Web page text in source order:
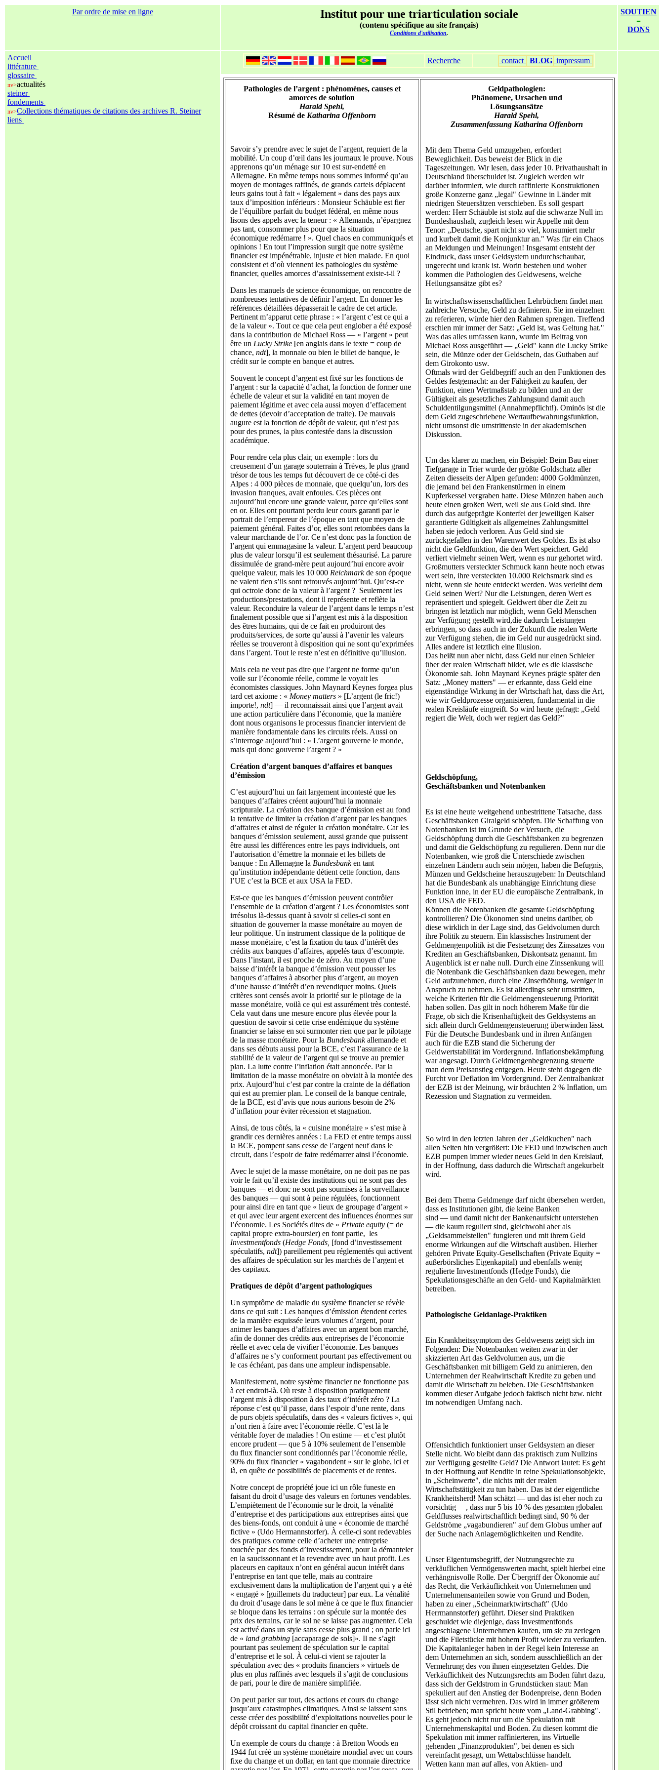
Par ordre de mise en ligne Institut pour une triarticulation sociale
(contenu spécifique au site français)
Conditions d'utilisation.
SOUTIEN
=
DONS
Accueil
littérature
glossaire
nv>actualités
steiner
fondements
nv>Collections thématiques de citations des archives R. Steiner
liens
Recherche contact BLOG impressum
Pathologies de l’argent : phénomènes, causes et
amorces de solution
Harald Spehl,
Résumé de Katharina Offenborn
Savoir s’y prendre avec le sujet de l’argent, requiert de la
mobilité. Un coup d’œil dans les journaux le prouve. Nous
apprenons qu’un ménage sur 10 est sur-endetté en
Allemagne. En même temps nous sommes informé qu’au
moyen de montages raffinés, de grands cartels déplacent
leurs gains tout à fait « légalement » dans des pays aux
taux d’imposition inférieurs : Monsieur Schäuble est fier
de l’équilibre parfait du budget fédéral, en même nous
lisons des appels avec la teneur : « Allemands, n’épargnez
pas tant, consommer plus pour que la situation
économique redémarre ! ». Quel chaos en communiqués et
opinions ! En tout l’impression surgit que notre système
financier est impénétrable, injuste et bien malade. En quoi
consistent et d’où viennent les pathologies du système
financier, quelles amorces d’assainissement existe-t-il ?
Dans les manuels de science économique, on rencontre de
nombreuses tentatives de définir l’argent. En donner les
références détaillées dépasserait le cadre de cet article.
Pertinent m’apparut cette phrase : « l’argent c’est ce qui a
de la valeur ». Tout ce que cela peut englober a été exposé
dans la contribution de Michael Ross — « l’argent » peut
être un Lucky Strike [en anglais dans le texte = coup de
chance, ndt], la monnaie ou bien le billet de banque, le
crédit sur le compte en banque et autres.
Souvent le concept d’argent est fixé sur les fonctions de
l’argent : sur la capacité d’achat, la fonction de former une
échelle de valeur et sur la validité en tant moyen de
paiement légitime et avec cela aussi moyen d’effacement
de dettes (devoir d’acceptation de traite). De mauvais
augure est la fonction de dépôt de valeur, qui n’est pas
pour des prunes, la plus contestée dans la discussion
académique.
Pour rendre cela plus clair, un exemple : lors du
creusement d’un garage souterrain à Trèves, le plus grand
trésor de tous les temps fut découvert de ce côté-ci des
Alpes : 4 000 pièces de monnaie, que quelqu’un, lors des
invasion franques, avait enfouies. Ces pièces ont
aujourd’hui encore une grande valeur, parce qu’elles sont
en or. Elles ont pourtant perdu leur cours garanti par le
portrait de l’empereur de l’époque en tant que moyen de
paiement général. Faites d’or, elles sont retombées dans la
valeur marchande de l’or. Ce n’est donc pas la fonction de
l’argent qui emmagasine la valeur. L’argent perd beaucoup
plus de valeur lorsqu’il est seulement thésaurisé. La parure
dissimulée de grand-mère peut aujourd’hui encore avoir
quelque valeur, mais les 10 000 Reichmarkde son époque
ne valent rien s’ils sont retrouvés aujourd’hui. Qu’est-ce
qui octroie donc de la valeur à l’argent ? Seulement les
productions/prestations, dont il représente et reflète la
valeur. Reconduire la valeur de l’argent dans le temps n’est
finalement possible que si l’argent est mis à la disposition
des êtres humains, qui de ce fait en produiront des
produits/services, de sorte qu’aussi à l’avenir les valeurs
réelles se trouveront à disposition qui ne sont qu’exprimées
dans l’argent. Tout le reste n’est en définitive qu’illusion.
Mais cela ne veut pas dire que l’argent ne forme qu’un
voile sur l’économie réelle, comme le voyait les
économistes classiques. John Maynard Keynes forgea plus
tard cet axiome : « Money matters » [L’argent (le fric!)
importe!, ndt] — il reconnaissait ainsi que l’argent avait
une action particulière dans l’économie, que la manière
dont nous organisons le processus financier intervient de
manière fondamentale dans les circuits réels. Aussi on
s’interroge aujourd’hui : « L’argent gouverne le monde,
mais qui donc gouverne l’argent ? »
Création d’argent banques d’affaires et banques
d’émission
C’est aujourd’hui un fait largement incontesté que les
banques d’affaires créent aujourd’hui la monnaie
scripturale. La création des banque d’émission est au fond
la tentative de limiter la création d’argent par les banques
d’affaires et ainsi de réguler la création monétaire. Car les
banques d’émission seulement, aussi grande que puissent
être aussi les différences entre les pays individuels, ont
l’autorisation d’émettre la monnaie et les billets de
banque : En Allemagne la Bundesbanken tant
qu’institution indépendante détient cette fonction, dans
l’UE c’est la BCE et aux USA la FED.
Est-ce que les banques d’émission peuvent contrôler
l’ensemble de la création d’argent ? Les économistes sont
irrésolus là-dessus quant à savoir si celles-ci sont en
situation de gouverner la masse monétaire au moyen de
leur politique. Un instrument classique de la politique de
masse monétaire, c’est la fixation du taux d’intérêt des
crédits aux banques d’affaires, appelés taux d’escompte.
Dans l’instant, il est proche de zéro. Au moyen d’une
baisse d’intérêt la banque d’émission veut pousser les
banques d’affaires à absorber plus d’argent, au moyen
d’une hausse d’intérêt d’en revendiquer moins. Quels
critères sont censés avoir la priorité sur le pilotage de la
masse monétaire, voilà ce qui est assurément très contesté.
Cela vaut dans une mesure encore plus élevée pour la
question de savoir si cette crise endémique du système
financier se laisse en soi surmonter rien que par le pilotage
de la masse monétaire. Pour la Bundesbankallemande et
dans ses débuts aussi pour la BCE, c’est l’assurance de la
stabilité de la valeur de l’argent qui se trouve au premier
plan. La lutte contre l’inflation était annoncée. Par la
limitation de la masse monétaire on obviait à la montée des
prix. Aujourd’hui c’est par contre la crainte de la déflation
qui est au premier plan. Le conseil de la banque centrale,
de la BCE, est d’avis que nous aurions besoin de 2%
d’inflation pour éviter récession et stagnation.
Ainsi, de tous côtés, la « cuisine monétaire » s’est mise à
grandir ces dernières années : La FED et entre temps aussi
la BCE, pompent sans cesse de l’argent neuf dans le
circuit, dans l’espoir de faire redémarrer ainsi l’économie.
Avec le sujet de la masse monétaire, on ne doit pas ne pas
voir le fait qu’il existe des institutions qui ne sont pas des
banques — et donc ne sont pas soumises à la surveillance
des banques — qui sont à peine régulées, fonctionnent
pour ainsi dire en tant que « lieux de groupage d’argent »
et qui avec leur argent exercent des influences énormes sur
l’économie. Les Sociétés dites de « Private equity (= de
capital propre extra-boursier) en font partie, les
Investmentfonds (Hedge Fonds, [fond d’investissement
spéculatifs, ndt]) pareillement peu réglementés qui activent
des affaires de spéculation sur les marchés de l’argent et
des capitaux.
Pratiques de dépôt d’argent pathologiques
Un symptôme de maladie du système financier se révèle
dans ce qui suit : Les banques d’émission étendent certes
de la manière esquissée leurs volumes d’argent, pour
animer les banques d’affaires avec un argent bon marché,
afin de donner des crédits aux entreprises de l’économie
réelle et avec cela de vivifier l’économie. Les banques
d’affaires ne s’y conforment pourtant pas effectivement ou
le cas échéant, pas dans une ampleur indispensable.
Manifestement, notre système financier ne fonctionne pas
à cet endroit-là. Où reste à disposition pratiquement
l’argent mis à disposition à des taux d’intérêt zéro ? La
réponse c’est qu’il passe, dans l’espoir d’une rente, dans
de purs objets spéculatifs, dans des « valeurs fictives », qui
n’ont rien à faire avec l’économie réelle. C’est là le
véritable foyer de maladies ! On estime — et c’est plutôt
encore prudent — que 5 à 10% seulement de l’ensemble
du flux financier sont conditionnés par l’économie réelle,
90% du flux financier « vagabondent » sur le globe, ici et
là, en quête de possibilités de placements et de rentes.
Notre concept de propriété joue ici un rôle funeste en
faisant du droit d’usage des valeurs en fortunes vendables.
L’empiètement de l’économie sur le droit, la vénalité
d’entreprise et des participations aux entreprises ainsi que
des biens-fonds, ont conduit à une « économie de marché
fictive » (Udo Hermannstorfer). À celle-ci sont redevables
des pratiques comme celle d’acheter une entreprise
touchée par des fonds d’investissement, pour la démanteler
en la saucissonnant et la revendre avec un haut profit. Les
placeurs en capitaux n’ont en général aucun intérêt dans
l’entreprise en tant que telle, mais au contraire
exclusivement dans la multiplication de l’argent qui y a été
« engagé » [guillemets du traducteur] par eux. La vénalité
du droit d’usage dans le sol mène à ce que le flux financier
se bloque dans les terrains : on spécule sur la montée des
prix des terrains, car le sol ne se laisse pas augmenter. Cela
est activé dans un style sans cesse plus grand ; on parle ici
de « land grabbing [accaparage de sols]». Il ne s’agit
pourtant pas seulement de spéculation sur le capital
d’entreprise et le sol. À celui-ci vient se rajouter la
spéculation avec des « produits financiers » virtuels de
plus en plus raffinés avec lesquels il s’agit de conclusions
de pari, pour le dire de manière simplifiée.
On peut parier sur tout, des actions et cours du change
jusqu’aux catastrophes climatiques. Ainsi se laissent sans
cesse créer des possibilité d’exploitations nouvelles pour le
dépôt croissant du capital financier en quête.
Un exemple de cours du change : à Bretton Woods en
1944 fut créé un système monétaire mondial avec un cours
fixe du change et un dollar, en tant que monnaie directrice
Geldpathologien:
Phänomene, Ursachen und
Lösungsansätze
Harald Spehl,
Zusammenfassung Katharina Offenborn
Mit dem Thema Geld umzugehen, erfordert
Beweglichkeit. Das beweist der Blick in die
Tageszeitungen. Wir lesen, dass jeder 10. Privathaushalt in
Deutschland überschuldet ist. Zugleich werden wir
darüber informiert, wie durch raffinierte Konstruktionen
große Konzerne ganz „legal" Gewinne in Länder mit
niedrigen Steuersätzen verschieben. Es soll gespart
werden: Herr Schäuble ist stolz auf die schwarze Null im
Bundeshaushalt, zugleich lesen wir Appelle mit dem
Tenor: „Deutsche, spart nicht so viel, konsumiert mehr
und kurbelt damit die Konjunktur an." Was für ein Chaos
an Meldungen und Meinungen! Insgesamt entsteht der
Eindruck, dass unser Geldsystem undurchschaubar,
ungerecht und krank ist. Worin bestehen und woher
kommen die Pathologien des Geldwesens, welche
Heilungsansätze gibt es?
In wirtschaftswissenschaftlichen Lehrbüchern findet man
zahlreiche Versuche, Geld zu definieren. Sie im einzelnen
zu referieren, würde hier den Rahmen sprengen. Treffend
erschien mir immer der Satz: „Geld ist, was Geltung hat."
Was das alles umfassen kann, wurde im Beitrag von
Michael Ross ausgeführt — „Geld" kann die Lucky Strike
sein, die Münze oder der Geldschein, das Guthaben auf
dem Girokonto usw.
Oftmals wird der Geldbegriff auch an den Funktionen des
Geldes festgemacht: an der Fähigkeit zu kaufen, der
Funktion, einen Wertmaßstab zu bilden und an der
Gültigkeit als gesetzliches Zahlungsund damit auch
Schuldentilgungsmittel (Annahmepflicht!). Ominös ist die
dem Geld zugeschriebene Wertaufbewahrungsfunktion,
nicht umsonst die umstrittenste in der akademischen
Diskussion.
Um das klarer zu machen, ein Beispiel: Beim Bau einer
Tiefgarage in Trier wurde der größte Goldschatz aller
Zeiten diesseits der Alpen gefunden: 4000 Goldmünzen,
die jemand bei den Frankenstürmen in einem
Kupferkessel vergraben hatte. Diese Münzen haben auch
heute einen großen Wert, weil sie aus Gold sind. Ihre
durch das aufgeprägte Konterfei der jeweiligen Kaiser
garantierte Gültigkeit als allgemeines Zahlungsmittel
haben sie jedoch verloren. Aus Geld sind sie
zurückgefallen in den Warenwert des Goldes. Es ist also
nicht die Geldfunktion, die den Wert speichert. Geld
verliert vielmehr seinen Wert, wenn es nur gehortet wird.
Großmutters versteckter Schmuck kann heute noch etwas
wert sein, ihre versteckten 10.000 Reichsmark sind es
nicht, wenn sie heute entdeckt werden. Was verleiht dem
Geld seinen Wert? Nur die Leistungen, deren Wert es
repräsentiert und spiegelt. Geldwert über die Zeit zu
bringen ist letztlich nur möglich, wenn Geld Menschen
zur Verfügung gestellt wird,die dadurch Leistungen
erbringen, so dass auch in der Zukunft die realen Werte
zur Verfügung stehen, die im Geld nur ausgedrückt sind.
Alles andere ist letztlich eine Illusion.
Das heißt nun aber nicht, dass Geld nur einen Schleier
über der realen Wirtschaft bildet, wie es die klassische
Ökonomie sah. John Maynard Keynes prägte später den
Satz: „Money matters" — er erkannte, dass Geld eine
eigenständige Wirkung in der Wirtschaft hat, dass die Art,
wie wir Geldprozesse organisieren, fundamental in die
realen Kreisläufe eingreift. So wird heute gefragt: „Geld
regiert die Welt, doch wer regiert das Geld?"
Geldschöpfung,
Geschäftsbanken und Notenbanken
Es ist eine heute weitgehend unbestrittene Tatsache, dass
Geschäftsbanken Giralgeld schöpfen. Die Schaffung von
Notenbanken ist im Grunde der Versuch, die
Geldschöpfung durch die Geschäftsbanken zu begrenzen
und damit die Geldschöpfung zu regulieren. Denn nur die
Notenbanken, wie groß die Unterschiede zwischen
einzelnen Ländern auch sein mögen, haben die Befugnis,
Münzen und Geldscheine herauszugeben: In Deutschland
hat die Bundesbank als unabhängige Einrichtung diese
Funktion inne, in der EU die europäische Zentralbank, in
den USA die FED.
Können die Notenbanken die gesamte Geldschöpfung
kontrollieren? Die Ökonomen sind uneins darüber, ob
diese wirklich in der Lage sind, das Geldvolumen durch
ihre Politik zu steuern. Ein klassisches Instrument der
Geldmengenpolitik ist die Festsetzung des Zinssatzes von
Krediten an Geschäftsbanken, Diskontsatz genannt. Im
Augenblick ist er nahe null. Durch eine Zinssenkung will
die Notenbank die Geschäftsbanken dazu bewegen, mehr
Geld aufzunehmen, durch eine Zinserhöhung, weniger in
Anspruch zu nehmen. Es ist allerdings sehr umstritten,
welche Kriterien für die Geldmengensteuerung Priorität
haben sollen. Das gilt in noch höherem Maße für die
Frage, ob sich die Krisenhaftigkeit des Geldsystems an
sich allein durch Geldmengensteuerung überwinden lässt.
Für die Deutsche Bundesbank und in ihren Anfängen
auch für die EZB stand die Sicherung der
Geldwertstabilität im Vordergrund. Inflationsbekämpfung
war angesagt. Durch Geldmengenbegrenzung steuerte
man dem Preisanstieg entgegen. Heute steht dagegen die
Furcht vor Deflation im Vordergrund. Der Zentralbankrat
der EZB ist der Meinung, wir bräuchten 2 % Inflation, um
Rezession und Stagnation zu vermeiden.
So wird in den letzten Jahren der „Geldkuchen" nach
allen Seiten hin vergrößert: Die FED und inzwischen auch
EZB pumpen immer wieder neues Geld in den Kreislauf,
in der Hoffnung, dass dadurch die Wirtschaft angekurbelt
wird.
Bei dem Thema Geldmenge darf nicht übersehen werden,
dass es Institutionen gibt, die keine Banken
sind — und damit nicht der Bankenaufsicht unterstehen
— die kaum reguliert sind, gleichwohl aber als
„Geldsammelstellen" fungieren und mit ihrem Geld
enorme Wirkungen auf die Wirtschaft ausüben. Hierher
gehören Private Equity-Gesellschaften (Private Equity =
außerbörsliches Eigenkapital) und ebenfalls wenig
regulierte Investmentfonds (Hedge Fonds), die
Spekulationsgeschäfte an den Geld- und Kapitalmärkten
betreiben.
Pathologische Geldanlage-Praktiken
Ein Krankheitssymptom des Geldwesens zeigt sich im
Folgenden: Die Notenbanken weiten zwar in der
skizzierten Art das Geldvolumen aus, um die
Geschäftsbanken mit billigem Geld zu animieren, den
Unternehmen der Realwirtschaft Kredite zu geben und
damit die Wirtschaft zu beleben. Die Geschäftsbanken
kommen dieser Aufgabe jedoch faktisch nicht bzw. nicht
im notwendigen Umfang nach.
Offensichtlich funktioniert unser Geldsystem an dieser
Stelle nicht. Wo bleibt dann das praktisch zum Nullzins
zur Verfügung gestellte Geld? Die Antwort lautet: Es geht
in der Hoffnung auf Rendite in reine Spekulationsobjekte,
in „Scheinwerte", die nichts mit der realen
Wirtschaftstätigkeit zu tun haben. Das ist der eigentliche
Krankheitsherd! Man schätzt — und das ist eher noch zu
vorsichtig —, dass nur 5 bis 10 % des gesamten globalen
Geldflusses realwirtschaftlich bedingt sind, 90 % der
Geldströme „vagabundieren" auf dem Globus umher auf
der Suche nach Anlagemöglichkeiten und Rendite.
Unser Eigentumsbegriff, der Nutzungsrechte zu
verkäuflichen Vermögenswerten macht, spielt hierbei eine
verhängnisvolle Rolle. Der Übergriff der Ökonomie auf
das Recht, die Verkäuflichkeit von Unternehmen und
Unternehmensanteilen sowie von Grund und Boden,
haben zu einer „Scheinmarktwirtschaft" (Udo
Herrmannstorfer) geführt. Dieser sind Praktiken
geschuldet wie diejenige, dass Investmentfonds
angeschlagene Unternehmen kaufen, um sie zu zerlegen
und die Filetstücke mit hohem Profit wieder zu verkaufen.
Die Kapitalanleger haben in der Regel kein Interesse an
dem Unternehmen an sich, sondern ausschließlich an der
Vermehrung des von ihnen eingesetzten Geldes. Die
Verkäuflichkeit des Nutzungsrechts am Boden führt dazu,
dass sich der Geldstrom in Grundstücken staut: Man
spekuliert auf den Anstieg der Bodenpreise, denn Boden
lässt sich nicht vermehren. Das wird in immer größerem
Stil betrieben; man spricht heute vom „Land-Grabbing".
Es geht jedoch nicht nur um die Spekulation mit
Unternehmenskapital und Boden. Zu diesen kommt die
Spekulation mit immer raffinierteren, ins Virtuelle
gehenden „Finanzprodukten", bei denen es sich
vereinfacht gesagt, um Wettabschlüsse handelt.
Wetten kann man auf alles, von Aktien- und